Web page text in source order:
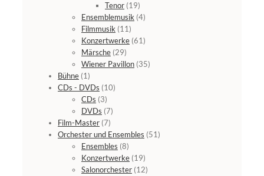
Tenor (19)
Ensemblemusik (4)
Filmmusik (11)
Konzertwerke (61)
Märsche (29)
Wiener Pavillon (35)
Bühne (1)
CDs - DVDs (10)
CDs (3)
DVDs (7)
Film-Master (7)
Orchester und Ensembles (51)
Ensembles (8)
Konzertwerke (19)
Salonorchester (12)